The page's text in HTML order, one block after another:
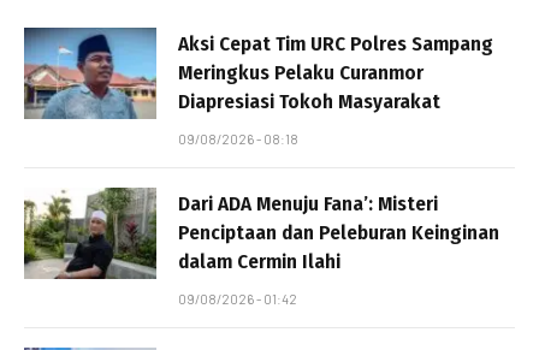
Aksi Cepat Tim URC Polres Sampang
Meringkus Pelaku Curanmor
Diapresiasi Tokoh Masyarakat
09/08/2026 - 08:18
Dari ADA Menuju Fana’: Misteri
Penciptaan dan Peleburan Keinginan
dalam Cermin Ilahi
09/08/2026 - 01:42